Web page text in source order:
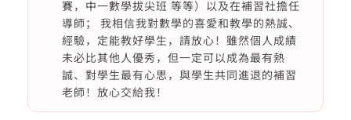
賽，中一數學拔尖班 等等）以及在補習社擔任
導師； 我相信我對數學的喜愛和教學的熱誠、
經驗，定能教好學生，請放心！雖然個人成績
未必比其他人優秀，但一定可以成為最有熱
誠、對學生最有心思，與學生共同進退的補習
老師！放心交給我！